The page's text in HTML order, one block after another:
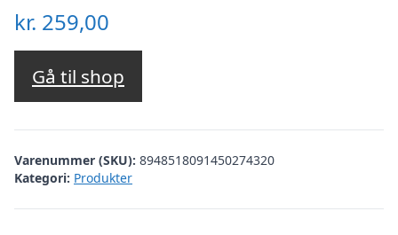
kr. 259,00
Gå til shop
Varenummer (SKU): 8948518091450274320
Kategori: Produkter